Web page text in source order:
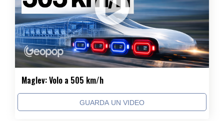
Maglev: Volo a 505 km/h
GUARDA UN VIDEO